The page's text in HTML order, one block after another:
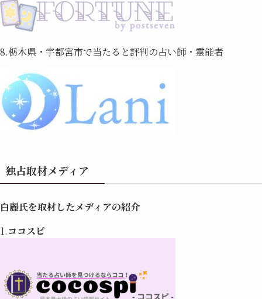
8.栃木県・宇都宮市で当たると評判の占い師・霊能者
独占取材メディア
白麗氏を取材したメディアの紹介
1.ココスピ